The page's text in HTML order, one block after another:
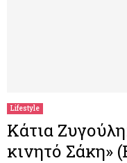
Lifestyle
Κάτια
κινητό Σάκη»